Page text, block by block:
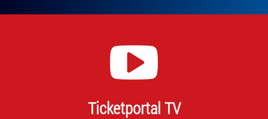
Ticketportal TV